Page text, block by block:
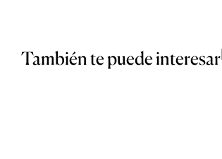
También te puede interesar